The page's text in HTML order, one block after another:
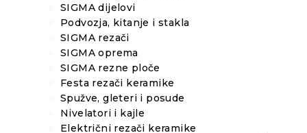
SIGMA dijelovi
Podvozja, kitanje i stakla
SIGMA rezači
SIGMA oprema
SIGMA rezne ploče
Festa rezači keramike
Spužve, gleteri i posude
Nivelatori i kajle
Električni rezači keramike